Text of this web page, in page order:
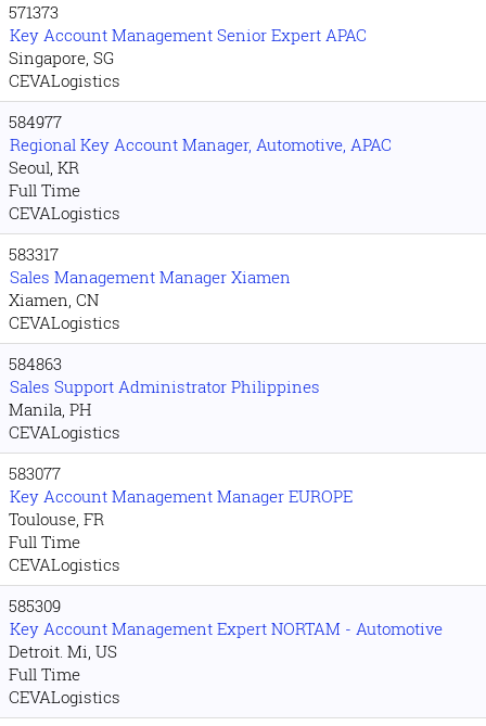
571373
Key Account Management Senior Expert APAC
Singapore, SG
CEVALogistics
584977
Regional Key Account Manager, Automotive, APAC
Seoul, KR
Full Time
CEVALogistics
583317
Sales Management Manager Xiamen
Xiamen, CN
CEVALogistics
584863
Sales Support Administrator Philippines
Manila, PH
CEVALogistics
583077
Key Account Management Manager EUROPE
Toulouse, FR
Full Time
CEVALogistics
585309
Key Account Management Expert NORTAM - Automotive
Detroit. Mi, US
Full Time
CEVALogistics